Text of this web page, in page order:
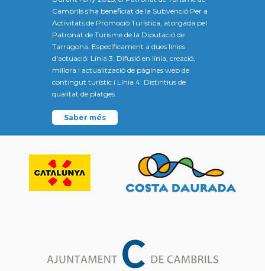
Cambrils s'ha beneficiat de la Subvenció Per a
Activitats de Promoció Turística, atorgada pel
Patronat de Turisme de la Diputació de
Tarragona. Específicament a dues línies
d'actuació: Línia 3: Difusió en línia, creació,
millora i actualització de pàgines web de
contingut turístic i Línia 4: Distintius de
qualitat de platges.
Saber més